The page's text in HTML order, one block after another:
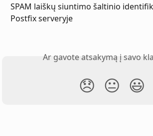
SPAM laiškų siuntimo šaltinio
Postfix serveryje
Ar gavote atsakymą į savo
😞 😐 😃